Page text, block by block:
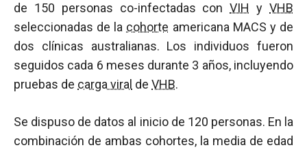
de 150 personas co-infectadas conVIH yVHB
seleccionadas de la cohorte americana MACS y de
dos clínicas australianas. Los individuos fueron
seguidos cada 6 meses durante 3 años, incluyendo
pruebas de carga viral de VHB.
Se dispuso de datos al inicio de 120 personas. En la
combinación de ambas cohortes, la media de edad